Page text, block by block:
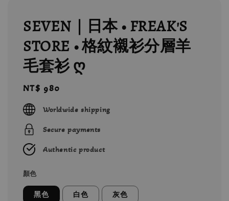
SEVEN｜日本 • FREAK'S
STORE • 格紋襯衫分層羊
毛套衫 ღ
Regular
price
NT$ 980
Worldwide shipping
Secure payments
Authentic product
顏色
黑色 白色 灰色